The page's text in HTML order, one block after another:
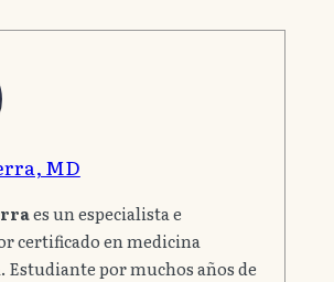
MD
es un especialista e
certificado en medicina
Estudiante por muchos años de